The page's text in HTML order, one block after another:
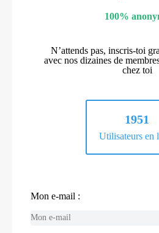
100%
N’attends pas, inscris-toi
avec nos dizaines de
chez toi
1951
Utilisateurs en
Mon e-mail :